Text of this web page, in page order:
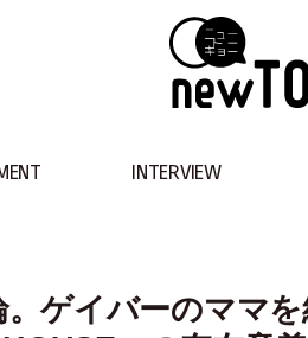
INTERVIEW
ゲイバーのママ